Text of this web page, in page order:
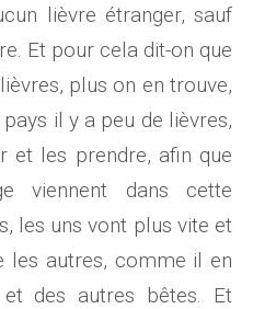
lièvre étranger, sauf
Et pour cela dit-on que
plus on en trouve,
il y a peu de lièvres,
et les prendre, afin que
viennent dans cette
les uns vont plus vite et
les autres, comme il en
des autres bêtes. Et